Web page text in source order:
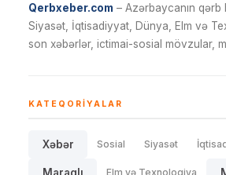
Qerbxeber.com – Azərbaycanın qərb
Siyasət, İqtisadiyyat, Dünya, Elm və
son xəbərlər, ictimai-sosial mövzular,
KATEQORIYALAR
Xəbər Sosial Siyasət
Maraqlı Elm və Texnologiya